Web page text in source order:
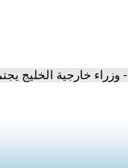
- وزراء خارجية الخليج